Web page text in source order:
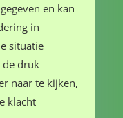
en kan
in
situatie
de druk
naar te kijken,
klacht